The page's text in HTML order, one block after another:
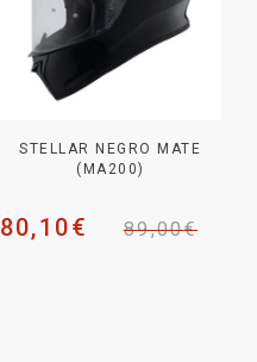
STELLAR NEGRO MATE
(MA200)
89,00€
80,10€